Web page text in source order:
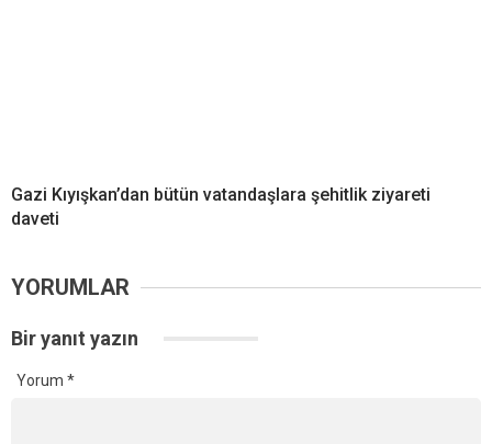
Gazi Kıyışkan’dan bütün vatandaşlara şehitlik ziyareti
daveti
YORUMLAR
Bir yanıt yazın
Yorum *